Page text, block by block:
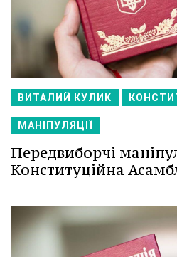
ВИТАЛИЙ КУЛИК
МАНІПУЛЯЦІЇ
Передвиборчі
Конституційна